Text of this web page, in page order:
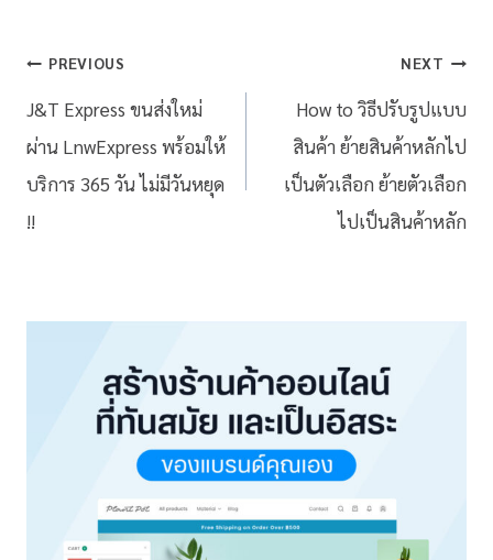
PREVIOUS
J&T Express ขนส่งใหม่
ผ่าน LnwExpress พร้อมให้
บริการ 365 วัน ไม่มีวันหยุด
!!
NEXT
How to วิธีปรับรูปแบบ
สินค้า ย้ายสินค้าหลักไป
เป็นตัวเลือก ย้ายตัวเลือก
ไปเป็นสินค้าหลัก